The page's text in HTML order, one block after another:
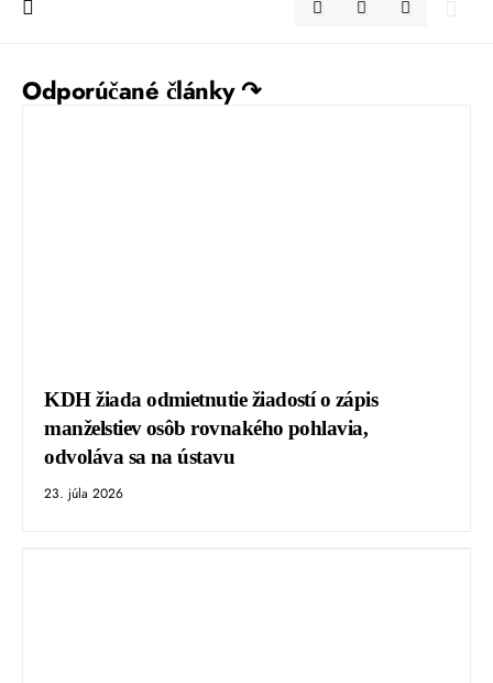
Odporúčané články ↷
KDH žiada odmietnutie žiadostí o zápis
manželstiev osôb rovnakého pohlavia,
odvoláva sa na ústavu
23. júla 2026